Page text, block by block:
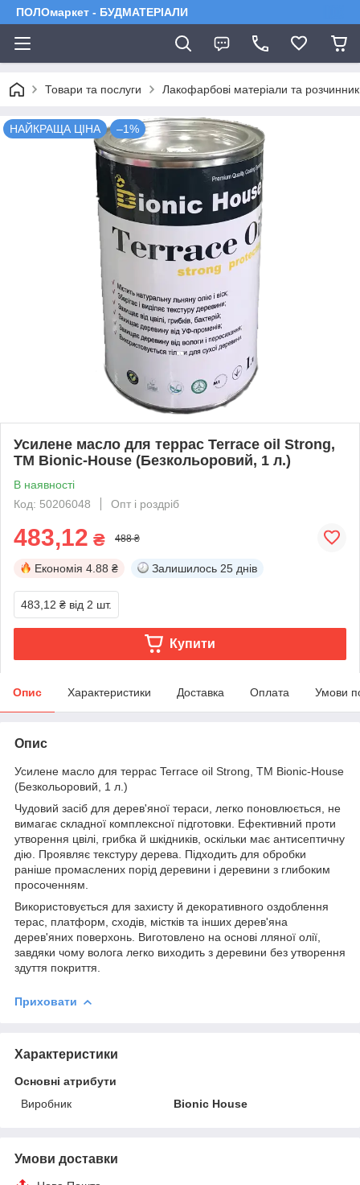
ПОЛОмаркет - БУДМАТЕРІАЛИ
Товари та послуги Лакофарбові матеріали та
НАЙКРАЩА ЦІНА –1%
Усилене масло для террас Terrace oil Strong,
TM Bionic-House (Безкольоровий, 1 л.)
В наявності
Код: 50206048
Опт і роздріб
483,12 ₴ 488 ₴
Економія 4.88 ₴ Залишилось 25 днів
483,12 ₴ від 2 шт.
Купити
Опис Характеристики Доставка Оплата Умови
Опис
Усилене масло для террас Terrace oil Strong, TM Bionic-House
(Безкольоровий, 1 л.)
Чудовий засіб для дерев'яної тераси, легко поновлюється, не
вимагає складної комплексної підготовки. Ефективний проти
утворення цвілі, грибка й шкідників, оскільки має антисептичну
дію. Проявляє текстуру дерева. Підходить для обробки
раніше промаслених порід деревини і деревини з глибоким
просоченням.
Використовується для захисту й декоративного оздоблення
терас, платформ, сходів, містків та інших дерев'яна
дерев'яних поверхонь. Виготовлено на основі лляної олії,
завдяки чому волога легко виходить з деревини без утворення
здуття покриття.
Приховати
Характеристики
Основні атрибути
Виробник
Bionic House
Умови доставки